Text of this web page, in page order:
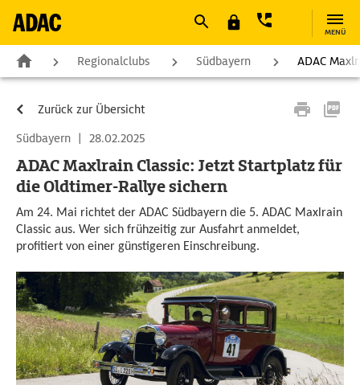
MENÜ
Regionalclubs Südbayern ADAC
Zurück zur Übersicht
Südbayern | 28.02.2025
ADAC Maxlrain Classic: Jetzt Startplatz für
die Oldtimer-Rallye sichern
Am 24. Mai richtet der ADAC Südbayern die 5. ADAC Maxlrain
Classic aus. Wer sich frühzeitig zur Ausfahrt anmeldet,
profitiert von einer günstigeren Einschreibung.